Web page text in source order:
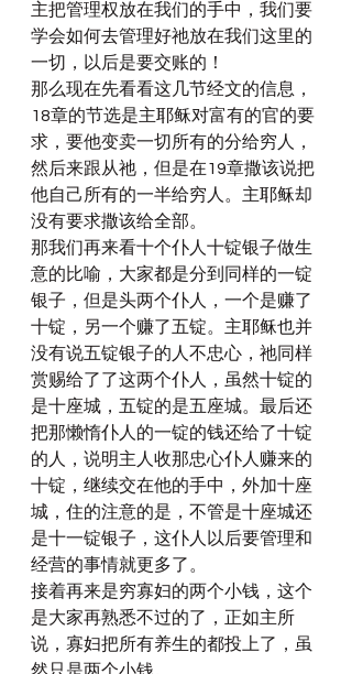
主把管理权放在我们的手中，我们要
学会如何去管理好祂放在我们这里的
一切，以后是要交账的！
那么现在先看看这几节经文的信息，
18章的节选是主耶稣对富有的官的要
求，要他变卖一切所有的分给穷人，
然后来跟从祂，但是在19章撒该说把
他自己所有的一半给穷人。主耶稣却
没有要求撒该给全部。
那我们再来看十个仆人十锭银子做生
意的比喻，大家都是分到同样的一锭
银子，但是头两个仆人，一个是赚了
十锭，另一个赚了五锭。主耶稣也并
没有说五锭银子的人不忠心，祂同样
赏赐给了了这两个仆人，虽然十锭的
是十座城，五锭的是五座城。最后还
把那懒惰仆人的一锭的钱还给了十锭
的人，说明主人收那忠心仆人赚来的
十锭，继续交在他的手中，外加十座
城，住的注意的是，不管是十座城还
是十一锭银子，这仆人以后要管理和
经营的事情就更多了。
接着再来是穷寡妇的两个小钱，这个
是大家再熟悉不过的了，正如主所
说，寡妇把所有养生的都投上了，虽